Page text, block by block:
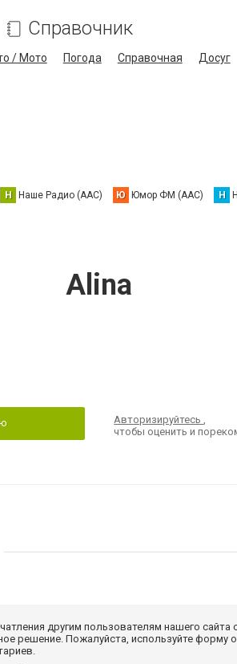
Справочник
/ Мото Погода Справочная Досуг
Н Наше Радио (AAC) Ю Юмор ФМ (AAC) Н
Alina
Авторизируйтесь,
чтобы оценить и
другим пользователям нашего сайта
решение. Пожалуйста, используйте форму